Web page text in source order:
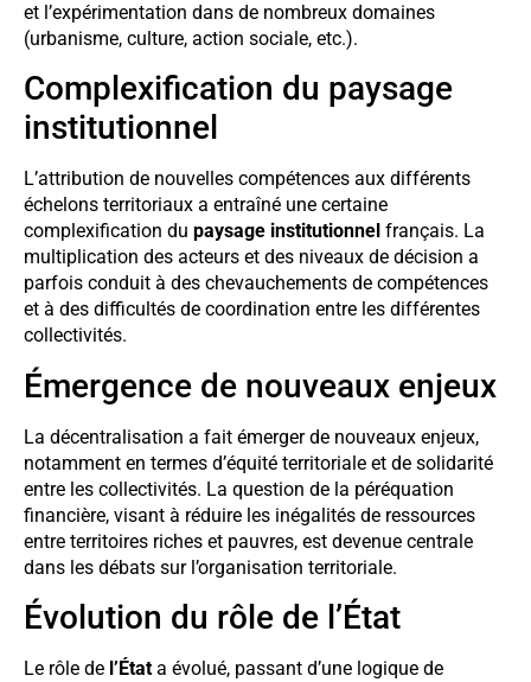
et l’expérimentation dans de nombreux domaines
(urbanisme, culture, action sociale, etc.).
Complexification du paysage
institutionnel
L’attribution de nouvelles compétences aux différents
échelons territoriaux a entraîné une certaine
complexification du paysage institutionnel français. La
multiplication des acteurs et des niveaux de décision a
parfois conduit à des chevauchements de compétences
et à des difficultés de coordination entre les différentes
collectivités.
Émergence de nouveaux enjeux
La décentralisation a fait émerger de nouveaux enjeux,
notamment en termes d’équité territoriale et de solidarité
entre les collectivités. La question de la péréquation
financière, visant à réduire les inégalités de ressources
entre territoires riches et pauvres, est devenue centrale
dans les débats sur l’organisation territoriale.
Évolution du rôle de l’État
Le rôle de l’État a évolué, passant d’une logique de